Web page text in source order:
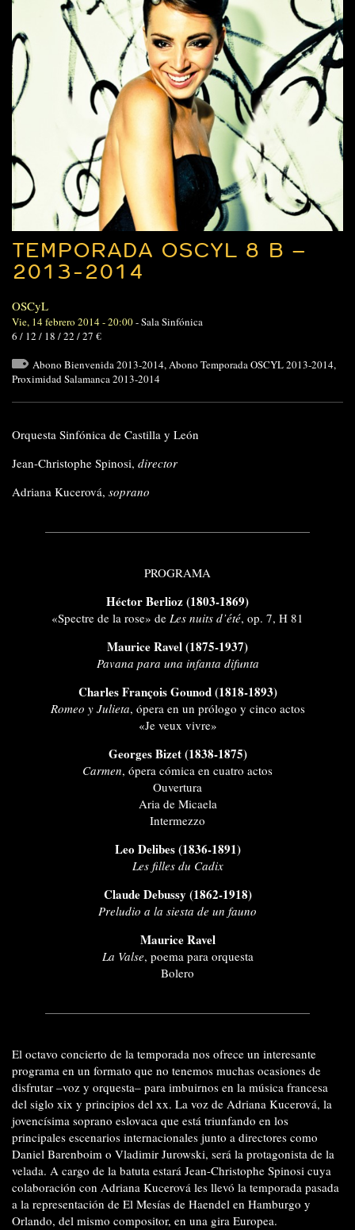
TEMPORADA OSCYL 8 B –
2013-2014
OSCyL
Vie, 14 febrero 2014 - 20:00-Sala Sinfónica
6 / 12 / 18 / 22 / 27 €
Abono Bienvenida 2013-2014,Abono Temporada OSCYL 2013-2014,
Proximidad Salamanca 2013-2014
Orquesta Sinfónica de Castilla y León
Jean-Christophe Spinosi, director
Adriana Kucerová, soprano
PROGRAMA
Héctor Berlioz (1803-1869)
«Spectre de la rose» de Les nuits d’été, op. 7, H 81
Maurice Ravel (1875-1937)
Pavana para una infanta difunta
Charles François Gounod (1818-1893)
Romeo y Julieta, ópera en un prólogo y cinco actos
«Je veux vivre»
Georges Bizet (1838-1875)
Carmen, ópera cómica en cuatro actos
Ouvertura
Aria de Micaela
Intermezzo
Leo Delibes (1836-1891)
Les filles du Cadix
Claude Debussy (1862-1918)
Preludio a la siesta de un fauno
Maurice Ravel
La Valse, poema para orquesta
Bolero
El octavo concierto de la temporada nos ofrece un interesante
programa en un formato que no tenemos muchas ocasiones de
disfrutar –voz y orquesta– para imbuirnos en la música francesa
del siglo xix y principios del xx. La voz de Adriana Kucerová, la
jovencísima soprano eslovaca que está triunfando en los
principales escenarios internacionales junto a directores como
Daniel Barenboim o Vladimir Jurowski, será la protagonista de la
velada. A cargo de la batuta estará Jean-Christophe Spinosi cuya
colaboración con Adriana Kucerová les llevó la temporada pasada
a la representación de El Mesías de Haendel en Hamburgo y
Orlando, del mismo compositor, en una gira Europea.